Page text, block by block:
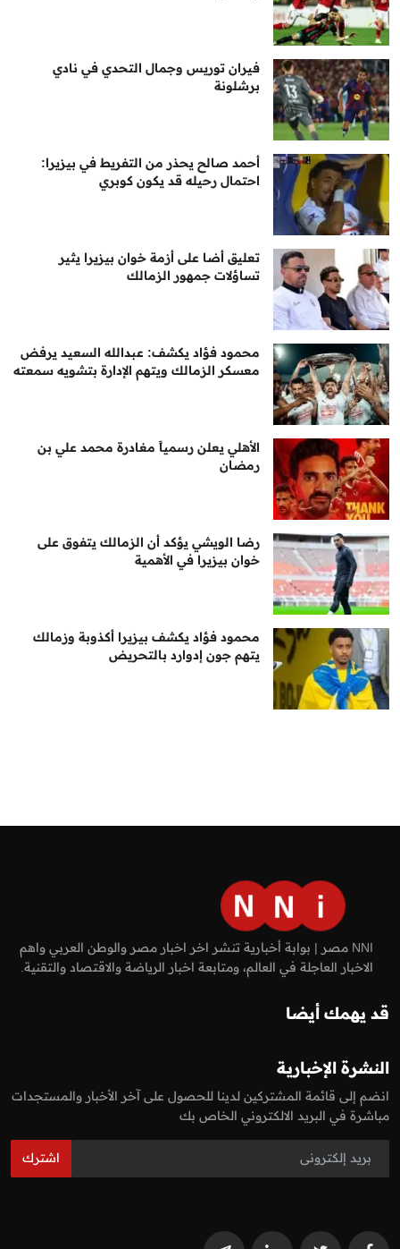
فيران توريس وجمال التحدي في نادي
برشلونة
أحمد صالح يحذر من التفريط في بيزيرا:
احتمال رحيله قد يكون كوبري
تعليق أضا على أزمة خوان بيزيرا يثير
تساؤلات جمهور الزمالك
محمود فؤاد يكشف: عبدالله السعيد يرفض
معسكر الزمالك ويتهم الإدارة بتشويه سمعته
الأهلي يعلن رسمياً مغادرة محمد علي بن
رمضان
رضا الويشي يؤكد أن الزمالك يتفوق على
خوان بيزيرا في الأهمية
محمود فؤاد يكشف بيزيرا أكذوبة وزمالك
يتهم جون إدوارد بالتحريض
NNI مصر | بوابة أخبارية تنشر اخر اخبار مصر والوطن العربي واهم
الاخبار العاجلة في العالم، ومتابعة اخبار الرياضة والاقتصاد والتقنية.
قد يهمك أيضا
النشرة الإخبارية
انضم إلى قائمة المشتركين لدينا للحصول على آخر الأخبار والمستجدات
مباشرة في البريد الالكتروني الخاص بك
اشترك